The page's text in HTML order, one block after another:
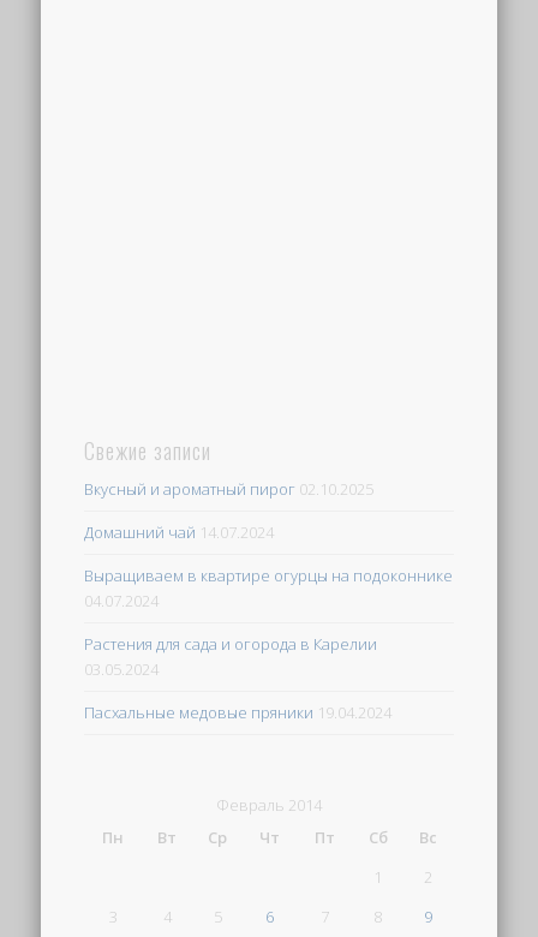
Свежие записи
Вкусный и ароматный пирог 02.10.2025
Домашний чай 14.07.2024
Выращиваем в квартире огурцы на подоконнике
04.07.2024
Растения для сада и огорода в Карелии
03.05.2024
Пасхальные медовые пряники 19.04.2024
Февраль 2014
Пн
Вт Ср Чт Пт Сб
Вс
1
2
3
4 5 6 7 8
9